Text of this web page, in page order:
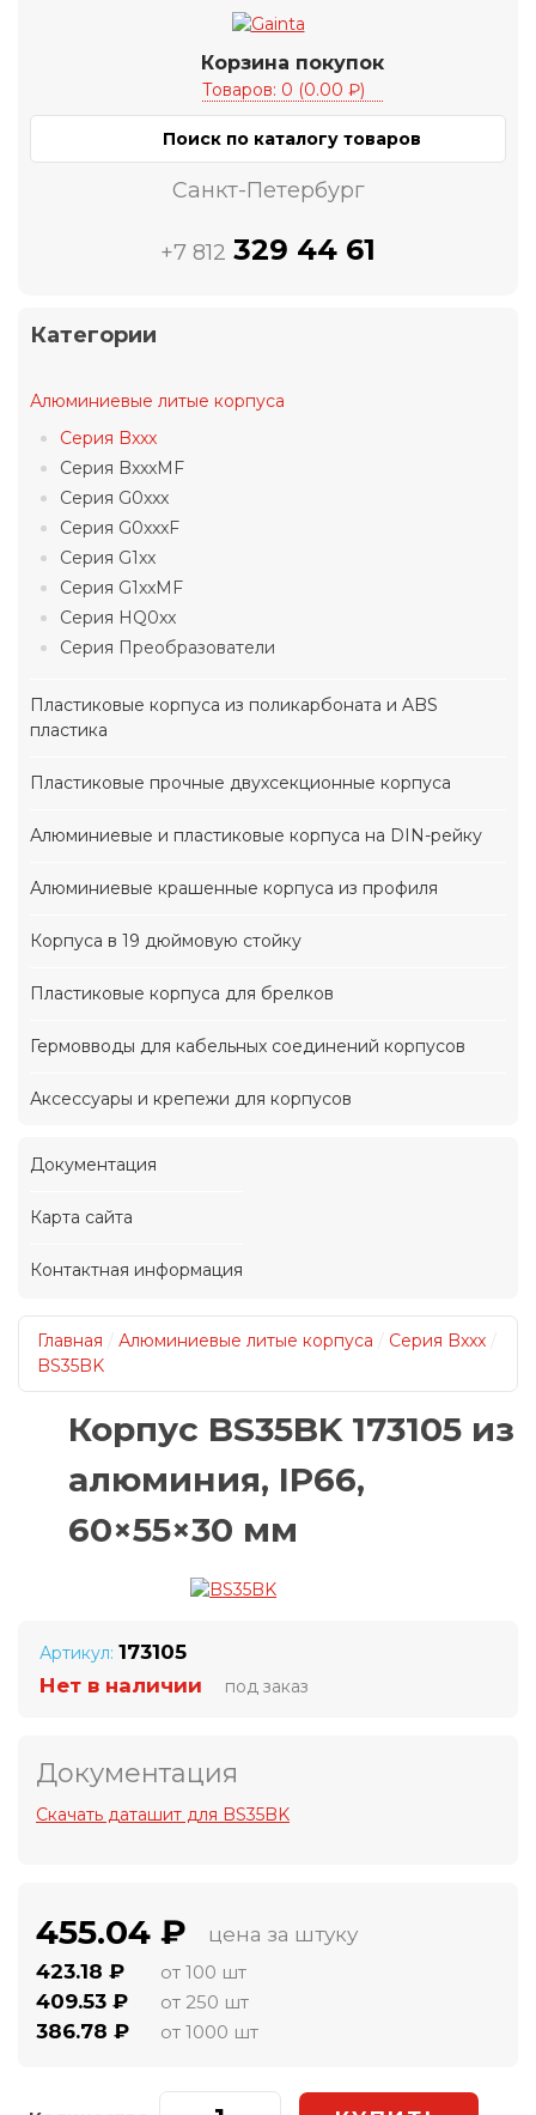
Корзина покупок
Товаров: 0 (0.00 ₽)
Санкт-Петербург
+7 812 329 44 61
Категории
Алюминиевые литые корпуса
Серия Bxxx
Серия BxxxMF
Серия G0xxx
Серия G0xxxF
Серия G1xx
Серия G1xxMF
Серия HQ0xx
Серия Преобразователи
Пластиковые корпуса из поликарбоната и ABS
пластика
Пластиковые прочные двухсекционные корпуса
Алюминиевые и пластиковые корпуса на DIN-рейку
Алюминиевые крашенные корпуса из профиля
Корпуса в 19 дюймовую стойку
Пластиковые корпуса для брелков
Гермовводы для кабельных соединений корпусов
Аксессуары и крепежи для корпусов
Документация
Карта сайта
Контактная информация
Главная Алюминиевые литые корпуса Серия Bxxx
BS35BK
Корпус BS35BK 173105 из
алюминия, IP66,
60×55×30 мм
Артикул: 173105
Нет в наличии
под заказ
Документация
Скачать даташит для BS35BK
455.04 ₽
цена за штуку
423.18 ₽
от 100 шт
409.53 ₽ от 250 шт
386.78 ₽ от 1000 шт